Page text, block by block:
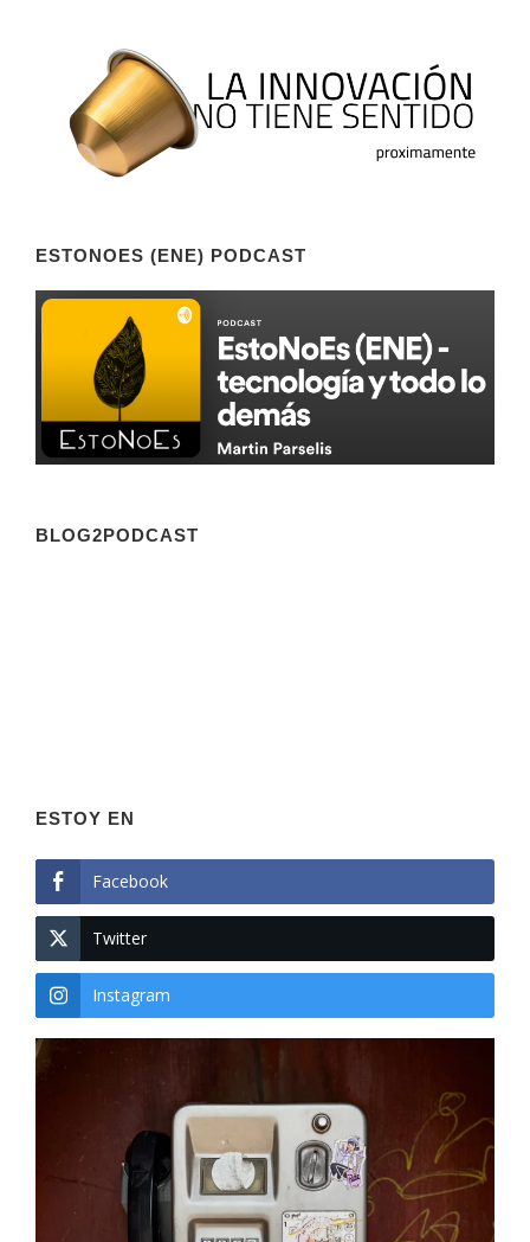
ESTONOES (ENE) PODCAST
BLOG2PODCAST
ESTOY EN
Facebook
Twitter
Instagram